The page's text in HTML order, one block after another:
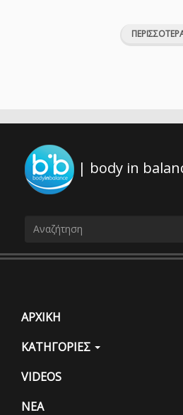
| body in
Φόρμα
αναζήτησης
ΑΡΧΙΚΗ
ΚΑΤΗΓΟΡΙΕΣ
VIDEOS
ΝΕΑ